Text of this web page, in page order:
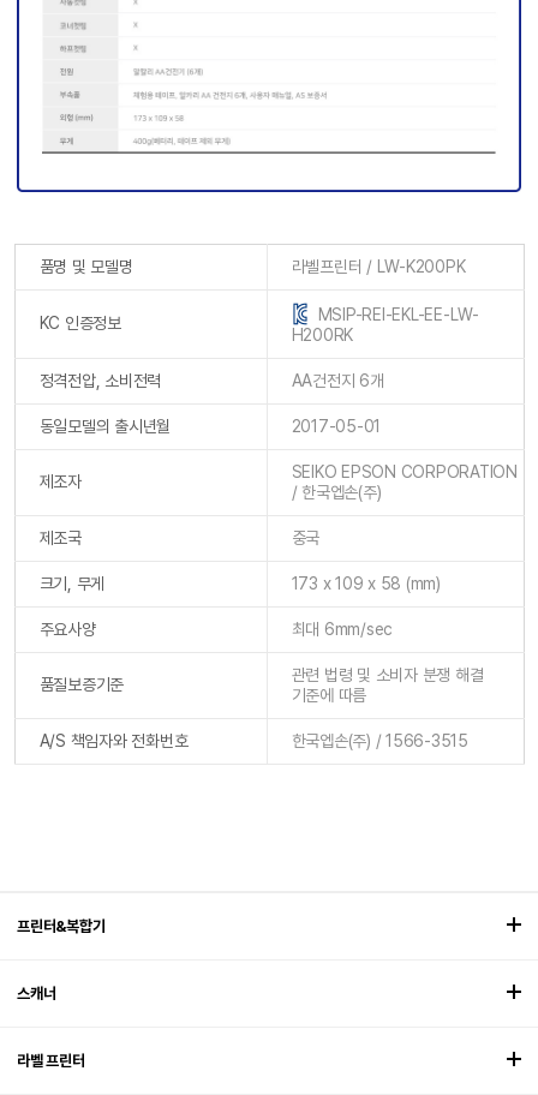
품명 및 모델명 라벨프린터 / LW-K200PK
KC 인증정보
MSIP-REI-EKL-EE-LW-
H200RK
정격전압, 소비전력 AA건전지 6개
동일모델의 출시년월 2017-05-01
제조자
SEIKO EPSON CORPORATION
/ 한국엡손(주)
제조국 중국
크기, 무게 173 x 109 x 58 (mm)
주요사양 최대 6mm/sec
품질보증기준
관련 법령 및 소비자 분쟁 해결
기준에 따름
A/S 책임자와 전화번호 한국엡손(주) / 1566-3515
프린터&복합기
스캐너
라벨 프린터